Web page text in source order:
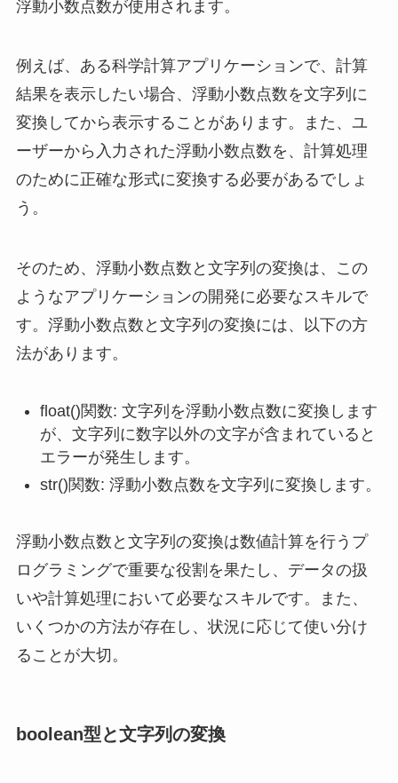
浮動小数点数が使用されます。
例えば、ある科学計算アプリケーションで、計算
結果を表示したい場合、浮動小数点数を文字列に
変換してから表示することがあります。また、ユ
ーザーから入力された浮動小数点数を、計算処理
のために正確な形式に変換する必要があるでしょ
う。
そのため、浮動小数点数と文字列の変換は、この
ようなアプリケーションの開発に必要なスキルで
す。浮動小数点数と文字列の変換には、以下の方
法があります。
float()関数: 文字列を浮動小数点数に変換します
が、文字列に数字以外の文字が含まれていると
エラーが発生します。
str()関数: 浮動小数点数を文字列に変換します。
浮動小数点数と文字列の変換は数値計算を行うプ
ログラミングで重要な役割を果たし、データの扱
いや計算処理において必要なスキルです。また、
いくつかの方法が存在し、状況に応じて使い分け
ることが大切。
boolean型と文字列の変換